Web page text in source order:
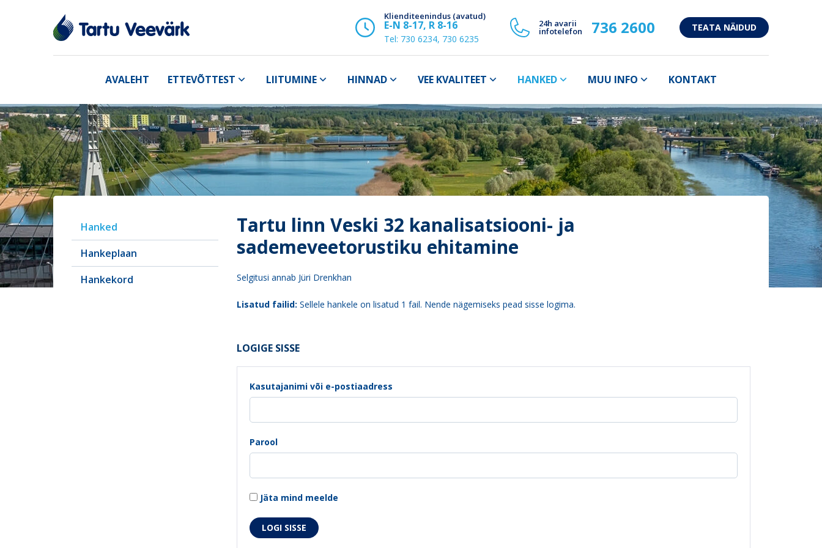
Klienditeenindus (avatud)
E-N 8-17, R 8-16
Tel: 730 6234, 730 6235
24h avarii
infotelefon 736 2600 TEATA NÄIDUD
AVALEHT ETTEVÕTTEST LIITUMINE HINNAD VEE KVALITEET HANKED MUU INFO KONTAKT
Hanked
Hankeplaan
Hankekord
Tartu linn Veski 32 kanalisatsiooni- ja
sademeveetorustiku ehitamine
Selgitusi annab Jüri Drenkhan
Lisatud failid: Sellele hankele on lisatud 1 fail. Nende nägemiseks pead sisse logima.
LOGIGE SISSE
Kasutajanimi või e-postiaadress
Parool
Jäta mind meelde